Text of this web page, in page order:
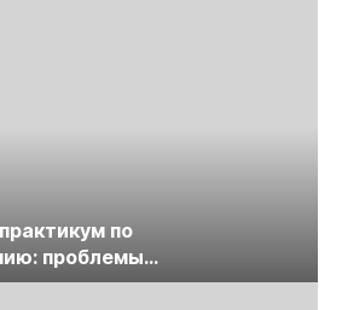
по
проблемы
цифровизации, экспертизы